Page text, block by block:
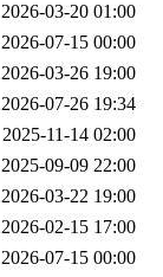
2026-03-20 01:00
2026-07-15 00:00
2026-03-26 19:00
2026-07-26 19:34
2025-11-14 02:00
2025-09-09 22:00
2026-03-22 19:00
2026-02-15 17:00
2026-07-15 00:00